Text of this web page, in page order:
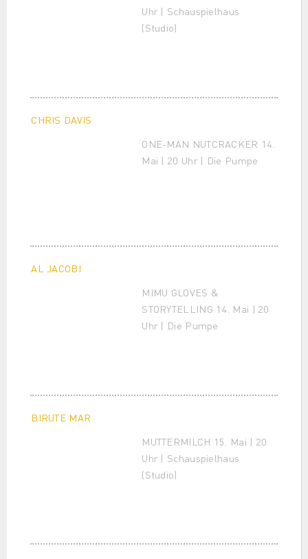
Uhr | Schauspielhaus
(Studio)
CHRIS DAVIS
ONE-MAN NUTCRACKER 14.
Mai | 20 Uhr | Die Pumpe
AL JACOBI
MIMU GLOVES &
STORYTELLING 14. Mai | 20
Uhr | Die Pumpe
BIRUTE MAR
MUTTERMILCH 15. Mai | 20
Uhr | Schauspielhaus
(Studio)